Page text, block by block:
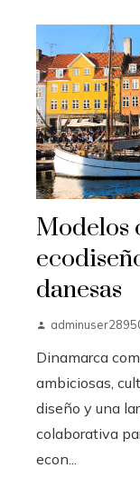
Modelos
danesas
Dinamarca
ambiciosas,
diseño y una
colaborativa
econ...